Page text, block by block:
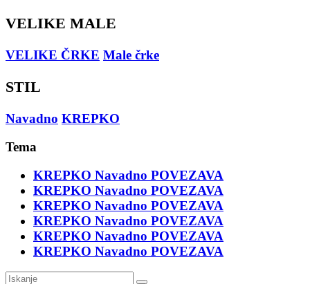
VELIKE MALE
VELIKE ČRKE Male črke
STIL
Navadno KREPKO
Tema
KREPKO Navadno POVEZAVA
KREPKO Navadno POVEZAVA
KREPKO Navadno POVEZAVA
KREPKO Navadno POVEZAVA
KREPKO Navadno POVEZAVA
KREPKO Navadno POVEZAVA